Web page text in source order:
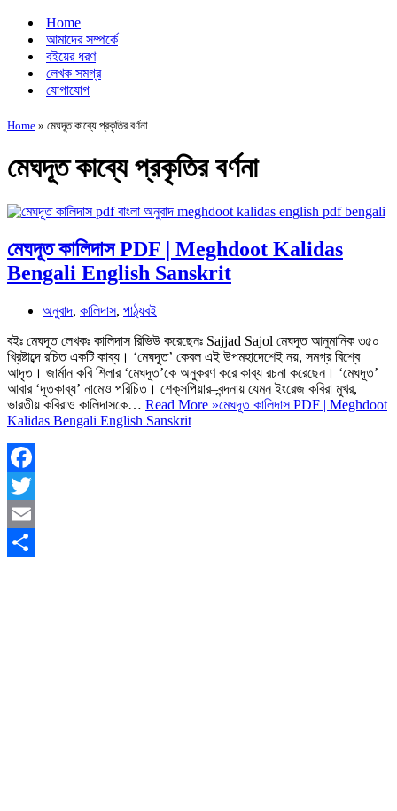
Home
আমাদের সম্পর্কে
বইয়ের ধরণ
লেখক সমগ্র
যোগাযোগ
Home » মেঘদূত কাব্যে প্রকৃতির বর্ণনা
মেঘদূত কাব্যে প্রকৃতির বর্ণনা
মেঘদূত কালিদাস PDF | Meghdoot Kalidas
Bengali English Sanskrit
অনুবাদ, কালিদাস, পাঠ্যবই
বইঃ মেঘদূত লেখকঃ কালিদাস রিভিউ করেছেনঃ Sajjad Sajol মেঘদূত আনুমানিক ৩৫০
খ্রিষ্টাব্দে রচিত একটি কাব্য। ‘মেঘদূত’ কেবল এই উপমহাদেশেই নয়, সমগ্র বিশ্বে
আদৃত। জার্মান কবি শিলার ‘মেঘদূত’কে অনুকরণ করে কাব্য রচনা করেছেন। ‘মেঘদূত’
আবার ‘দূতকাব্য’ নামেও পরিচিত। শেক্‌সপিয়ার–বন্দনায় যেমন ইংরেজ কবিরা মুখর,
ভারতীয় কবিরাও কালিদাসকে… Read More »মেঘদূত কালিদাস PDF | Meghdoot
Kalidas Bengali English Sanskrit
Facebook
Twitter
Email